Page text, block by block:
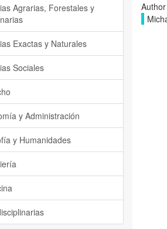
Author
Agrarias, Forestales y
Exactas y Naturales
Sociales
y Administración
y Humanidades